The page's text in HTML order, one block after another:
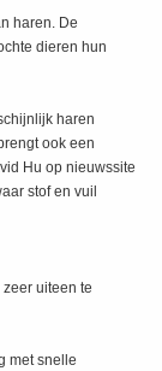
haren. De
dieren hun
haren
ook een
Hu op nieuwssite
stof en vuil
uiteen te
met snelle